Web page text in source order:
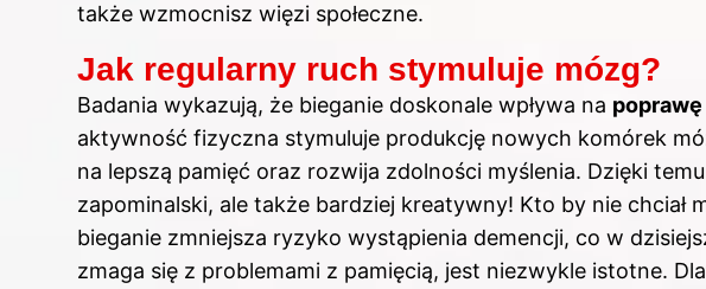
także wzmocnisz więzi społeczne.
Jak regularny ruch stymuluje mózg?
Badania wykazują, że bieganie doskonale wpływa na
aktywność fizyczna stymuluje produkcję nowych komórek
na lepszą pamięć oraz rozwija zdolności myślenia. Dzięki
zapominalski, ale także bardziej kreatywny! Kto by nie chciał
bieganie zmniejsza ryzyko wystąpienia demencji, co w
zmaga się z problemami z pamięcią, jest niezwykle istotne.